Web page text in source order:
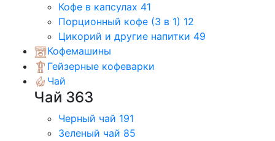
Кофе в капсулах 41
Порционный кофе (3 в 1) 12
Цикорий и другие напитки 49
Кофемашины
Гейзерные кофеварки
Чай
Чай 363
Черный чай 191
Зеленый чай 85